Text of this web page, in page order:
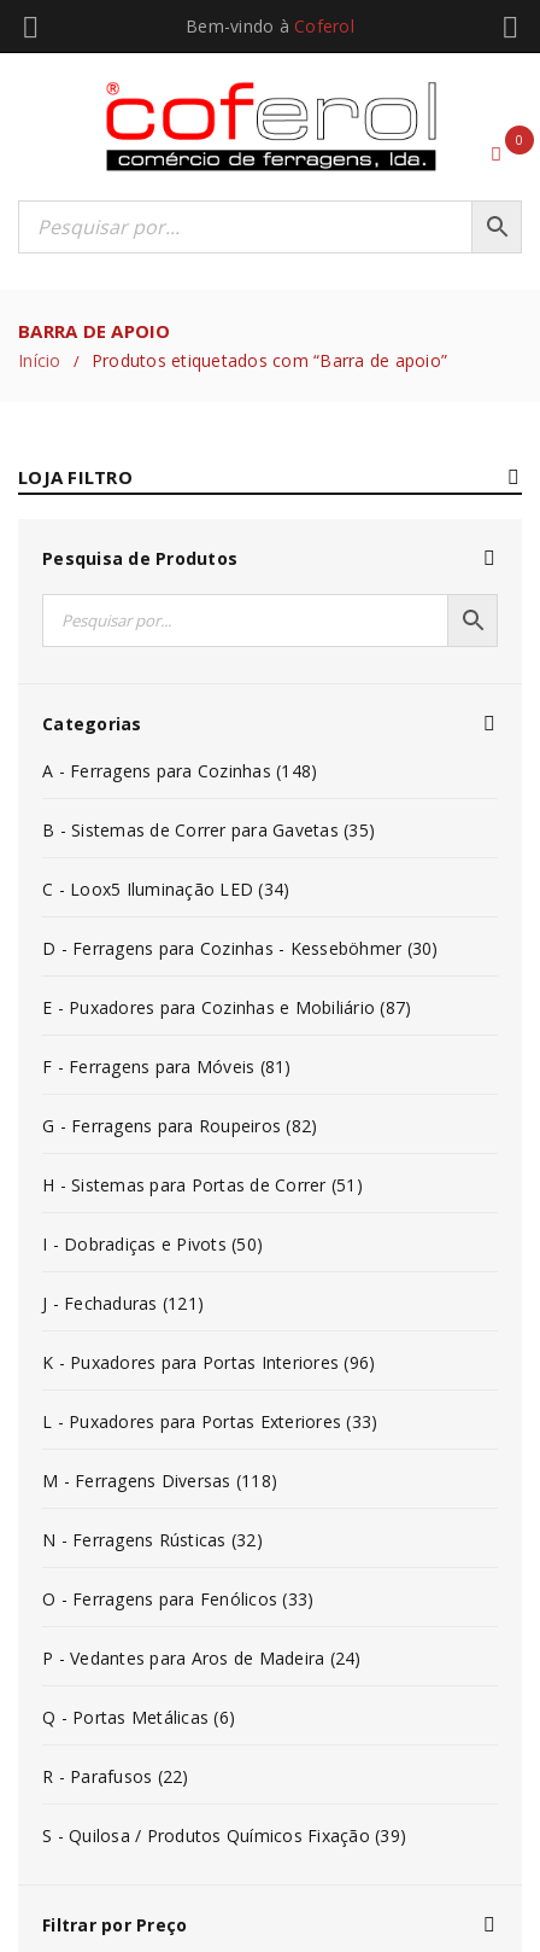
Bem-vindo à Coferol
0
BARRA DE APOIO
Início / Produtos etiquetados com “Barra de apoio”
LOJA FILTRO
Pesquisa de Produtos
Categorias
A - Ferragens para Cozinhas (148)
B - Sistemas de Correr para Gavetas (35)
C - Loox5 Iluminação LED (34)
D - Ferragens para Cozinhas - Kesseböhmer (30)
E - Puxadores para Cozinhas e Mobiliário (87)
F - Ferragens para Móveis (81)
G - Ferragens para Roupeiros (82)
H - Sistemas para Portas de Correr (51)
I - Dobradiças e Pivots (50)
J - Fechaduras (121)
K - Puxadores para Portas Interiores (96)
L - Puxadores para Portas Exteriores (33)
M - Ferragens Diversas (118)
N - Ferragens Rústicas (32)
O - Ferragens para Fenólicos (33)
P - Vedantes para Aros de Madeira (24)
Q - Portas Metálicas (6)
R - Parafusos (22)
S - Quilosa / Produtos Químicos Fixação (39)
Filtrar por Preço